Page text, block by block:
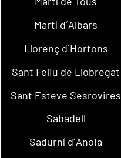
Martí d´Albars
Llorenç d´Hortons
Sant Feliu de Llobregat
Sant Esteve Sesrovires
Sabadell
Sadurní d´Anoia